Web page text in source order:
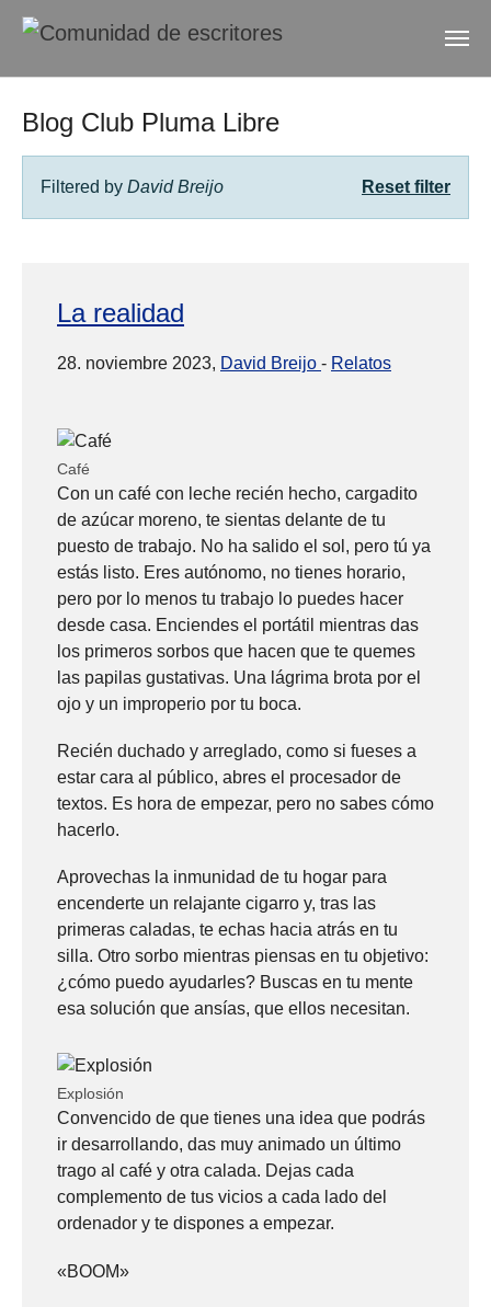
Blog Club Pluma Libre
Filtered by David Breijo Reset filter
La realidad
28. noviembre 2023, David Breijo - Relatos
Café
Con un café con leche recién hecho, cargadito
de azúcar moreno, te sientas delante de tu
puesto de trabajo. No ha salido el sol, pero tú ya
estás listo. Eres autónomo, no tienes horario,
pero por lo menos tu trabajo lo puedes hacer
desde casa. Enciendes el portátil mientras das
los primeros sorbos que hacen que te quemes
las papilas gustativas. Una lágrima brota por el
ojo y un improperio por tu boca.
Recién duchado y arreglado, como si fueses a
estar cara al público, abres el procesador de
textos. Es hora de empezar, pero no sabes cómo
hacerlo.
Aprovechas la inmunidad de tu hogar para
encenderte un relajante cigarro y, tras las
primeras caladas, te echas hacia atrás en tu
silla. Otro sorbo mientras piensas en tu objetivo:
¿cómo puedo ayudarles? Buscas en tu mente
esa solución que ansías, que ellos necesitan.
Explosión
Convencido de que tienes una idea que podrás
ir desarrollando, das muy animado un último
trago al café y otra calada. Dejas cada
complemento de tus vicios a cada lado del
ordenador y te dispones a empezar.
«BOOM»